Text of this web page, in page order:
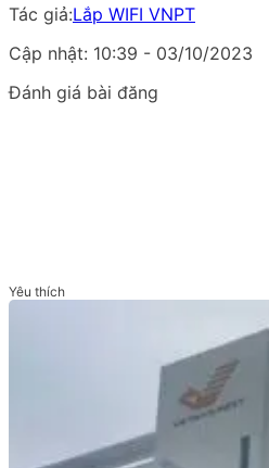
Tác giả:Lắp WIFI VNPT
Cập nhật: 10:39 - 03/10/2023
Đánh giá bài đăng
Yêu thích